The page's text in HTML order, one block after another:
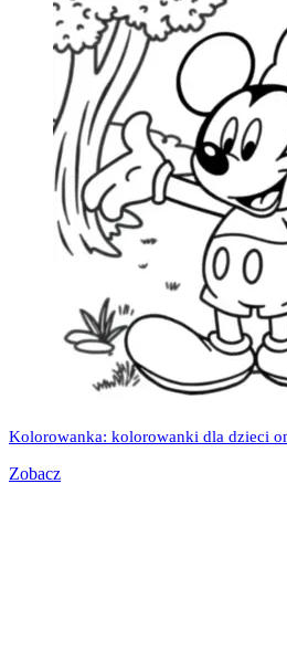
Kolorowanka: kolorowanki dla dzieci
Zobacz